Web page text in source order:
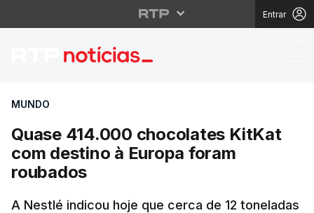
Entrar
Quase 414.000
MUNDO
Quase 414.000 chocolates KitKat
com destino à Europa foram
roubados
A Nestlé indicou hoje que cerca de 12 toneladas